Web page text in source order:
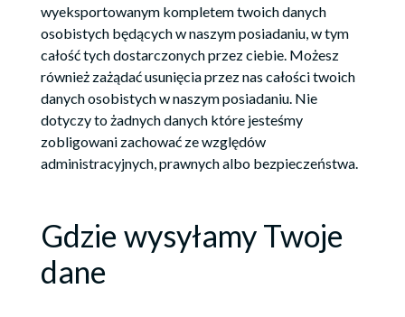
wyeksportowanym kompletem twoich danych
osobistych będących w naszym posiadaniu, w tym
całość tych dostarczonych przez ciebie. Możesz
również zażądać usunięcia przez nas całości twoich
danych osobistych w naszym posiadaniu. Nie
dotyczy to żadnych danych które jesteśmy
zobligowani zachować ze względów
administracyjnych, prawnych albo bezpieczeństwa.
Gdzie wysyłamy Twoje
dane